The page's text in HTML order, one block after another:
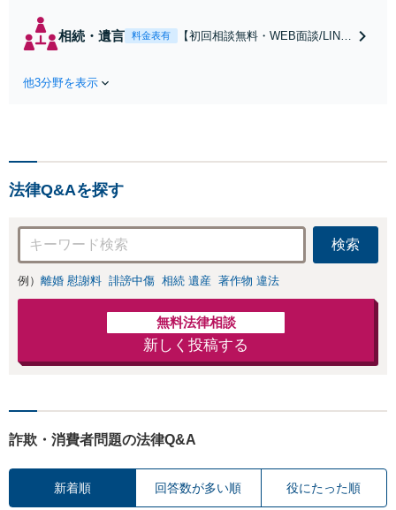
倫の早期解決】
相続・遺言 料金表有
【初回相談無料・WEB面談/LINE
【地域密着】
他3分野を表示
法律Q&Aを探す
検索
例） 離婚 慰謝料 誹謗中傷 相続 遺産 著作物 違法
無料法律相談
新しく投稿する
詐欺・消費者問題の法律Q&A
新着順 回答数が多い順 役にたった順